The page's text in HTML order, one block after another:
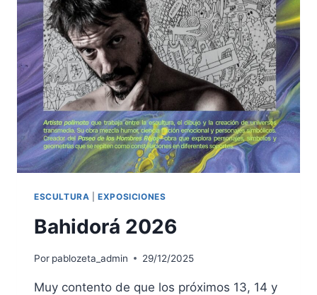
ESCULTURA |EXPOSICIONES
Bahidorá 2026
Por pablozeta_admin 29/12/2025
Muy contento de que los próximos 13, 14 y